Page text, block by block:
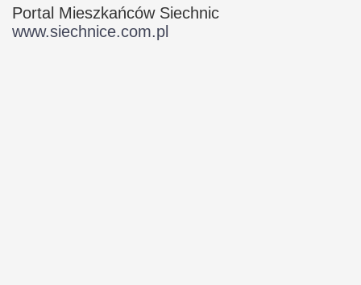
Portal Mieszkańców Siechnic
www.siechnice.com.pl